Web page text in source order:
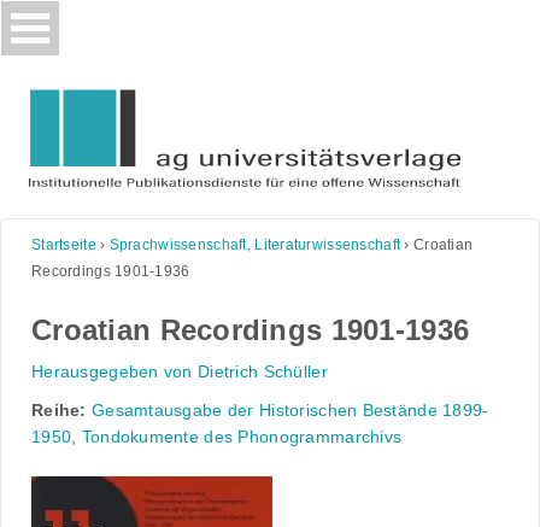
Skip
to
Startseite › Sprachwissenschaft, Literaturwissenschaft› Croatian
Recordings 1901-1936
Croatian Recordings 1901-1936
Herausgegeben von Dietrich Schüller
Reihe: Gesamtausgabe der Historischen Bestände 1899-
1950, Tondokumente des Phonogrammarchivs